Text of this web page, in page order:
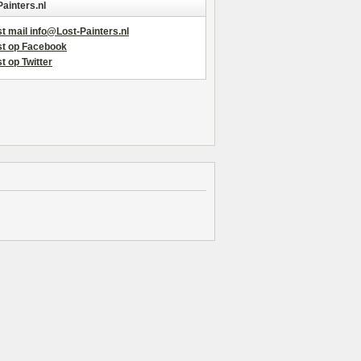
mail info@Lost-Painters.nl
op Facebook
op Twitter